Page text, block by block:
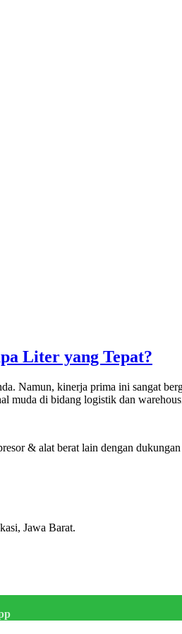
Liter yang Tepat?
Namun, kinerja prima ini sangat
muda di bidang logistik dan
& alat berat lain dengan
Jawa Barat.